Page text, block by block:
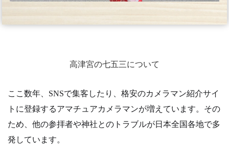
高津宮の七五三について
ここ数年、SNSで集客したり、格安のカメラマン紹介サイ
トに登録するアマチュアカメラマンが増えています。その
ため、他の参拝者や神社とのトラブルが日本全国各地で多
発しています。